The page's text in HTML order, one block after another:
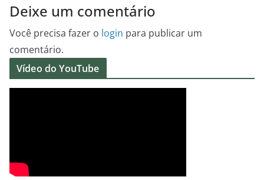
Deixe um comentário
Você precisa fazer o login para publicar um
comentário.
Vídeo do YouTube